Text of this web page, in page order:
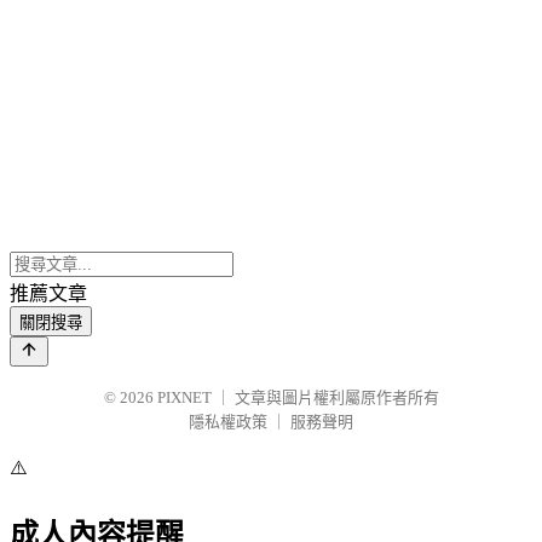
推薦文章
關閉搜尋
© 2026 PIXNET
文章與圖片權利屬原作者所有
隱私權政策
服務聲明
⚠️
成人內容提醒